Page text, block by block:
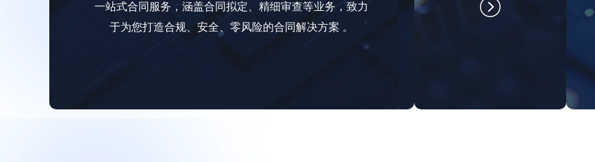
一站式合同服务，涵盖合同拟定、精细审查等业务，致力
于为您打造合规、安全、零风险的合同解决方案 。